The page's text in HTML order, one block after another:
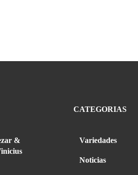
&
CATEGORIAS
Variedades
Noticias